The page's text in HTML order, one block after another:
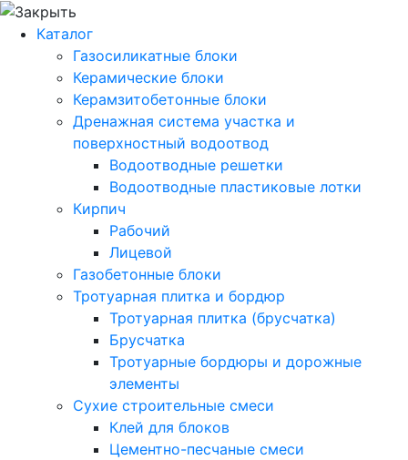
Каталог
Газосиликатные блоки
Керамические блоки
Керамзитобетонные блоки
Дренажная система участка и
поверхностный водоотвод
Водоотводные решетки
Водоотводные пластиковые лотки
Кирпич
Рабочий
Лицевой
Газобетонные блоки
Тротуарная плитка и бордюр
Тротуарная плитка (брусчатка)
Брусчатка
Тротуарные бордюры и дорожные
элементы
Сухие строительные смеси
Клей для блоков
Цементно-песчаные смеси